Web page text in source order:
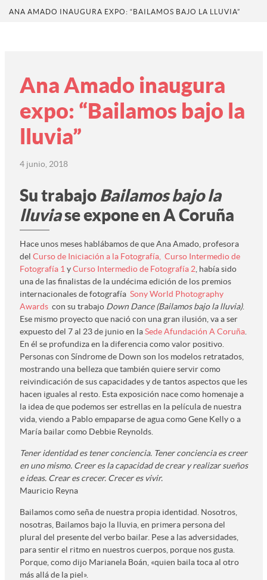
ANA AMADO INAUGURA EXPO: “BAILAMOS BAJO LA LLUVIA”
Ana Amado inaugura
expo: “Bailamos bajo la
lluvia”
4 junio, 2018
Su trabajo Bailamos bajo la
lluviase expone en A Coruña
Hace unos meses hablábamos de que Ana Amado, profesora
del Curso de Iniciación a la Fotografía, Curso Intermedio de
Fotografía 1 yCurso Intermedio de Fotografía 2, había sido
una de las finalistas de la undécima edición de los premios
internacionales de fotografía Sony World Photography
Awardscon su trabajo Down Dance (Bailamos bajo la lluvia).
Ese mismo proyecto que nació con una gran ilusión, va a ser
expuesto del 7 al 23 de junio en laSede Afundación A Coruña.
En él se profundiza en la diferencia como valor positivo.
Personas con Síndrome de Down son los modelos retratados,
mostrando una belleza que también quiere servir como
reivindicación de sus capacidades y de tantos aspectos que les
hacen iguales al resto. Esta exposición nace como homenaje a
la idea de que podemos ser estrellas en la película de nuestra
vida, viendo a Pablo empaparse de agua como Gene Kelly o a
María bailar como Debbie Reynolds.
Tener identidad es tener conciencia. Tener conciencia es creer
en uno mismo. Creer es la capacidad de crear y realizar sueños
e ideas. Crear es crecer. Crecer es vivir.
Mauricio Reyna
Bailamos como seña de nuestra propia identidad. Nosotros,
nosotras, Bailamos bajo la lluvia, en primera persona del
plural del presente del verbo bailar. Pese a las adversidades,
para sentir el ritmo en nuestros cuerpos, porque nos gusta.
Porque, como dijo Marianela Boán, «quien baila toca al otro
más allá de la piel».